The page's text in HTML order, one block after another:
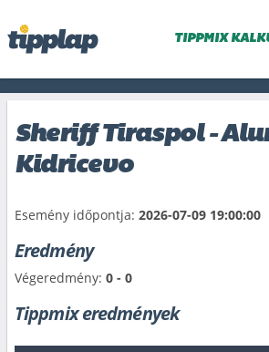
TIPPMIX
Sheriff Tiraspol -
Kidricevo
Esemény időpontja: 2026-07-09 19:00:00
Eredmény
Végeredmény: 0 - 0
Tippmix eredmények